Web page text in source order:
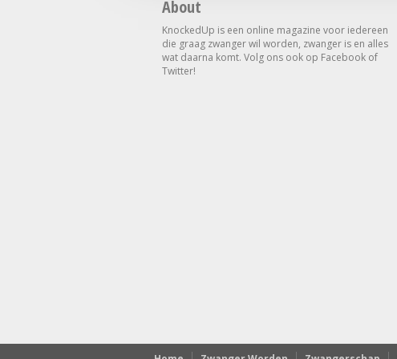
About
KnockedUp is een online magazine voor iedereen
die graag zwanger wil worden, zwanger is en alles
wat daarna komt. Volg ons ook op Facebook of
Twitter!